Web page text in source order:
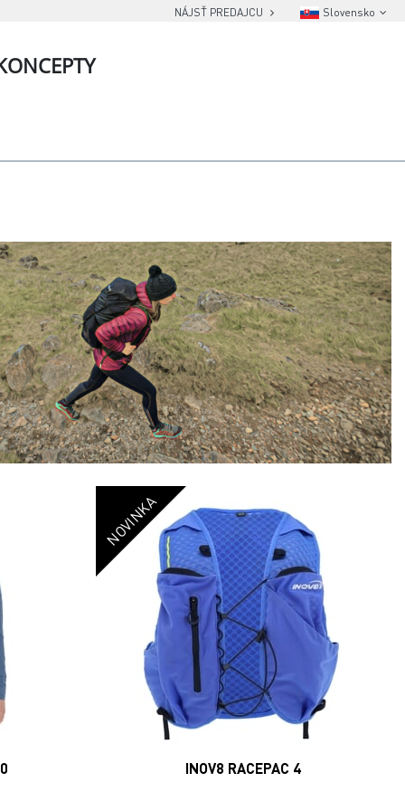
NÁJSŤ PREDAJCU Slovensko
NOVINKA
INOV8 RACEPAC 4